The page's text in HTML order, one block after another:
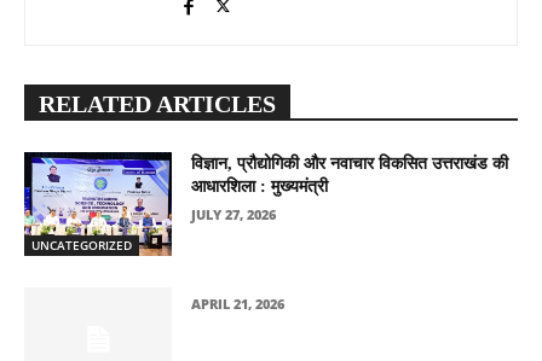
RELATED ARTICLES
UNCATEGORIZED
विज्ञान, प्रौद्योगिकी और नवाचार विकसित उत्तराखंड की
आधारशिला : मुख्यमंत्री
JULY 27, 2026
APRIL 21, 2026